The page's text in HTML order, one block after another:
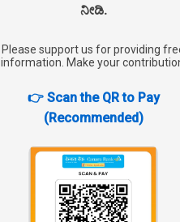
ನೀಡಿ.
Please support us for providing
information. Make your
👉 Scan the QR to Pay
(Recommended)